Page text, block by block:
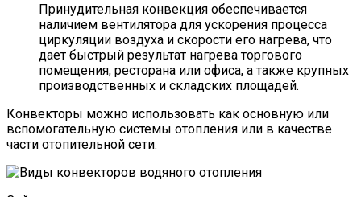
Принудительная конвекция обеспечивается
наличием вентилятора для ускорения процесса
циркуляции воздуха и скорости его нагрева, что
дает быстрый результат нагрева торгового
помещения, ресторана или офиса, а также крупных
производственных и складских площадей.
Конвекторы можно использовать как основную или
вспомогательную системы отопления или в качестве
части отопительной сети.